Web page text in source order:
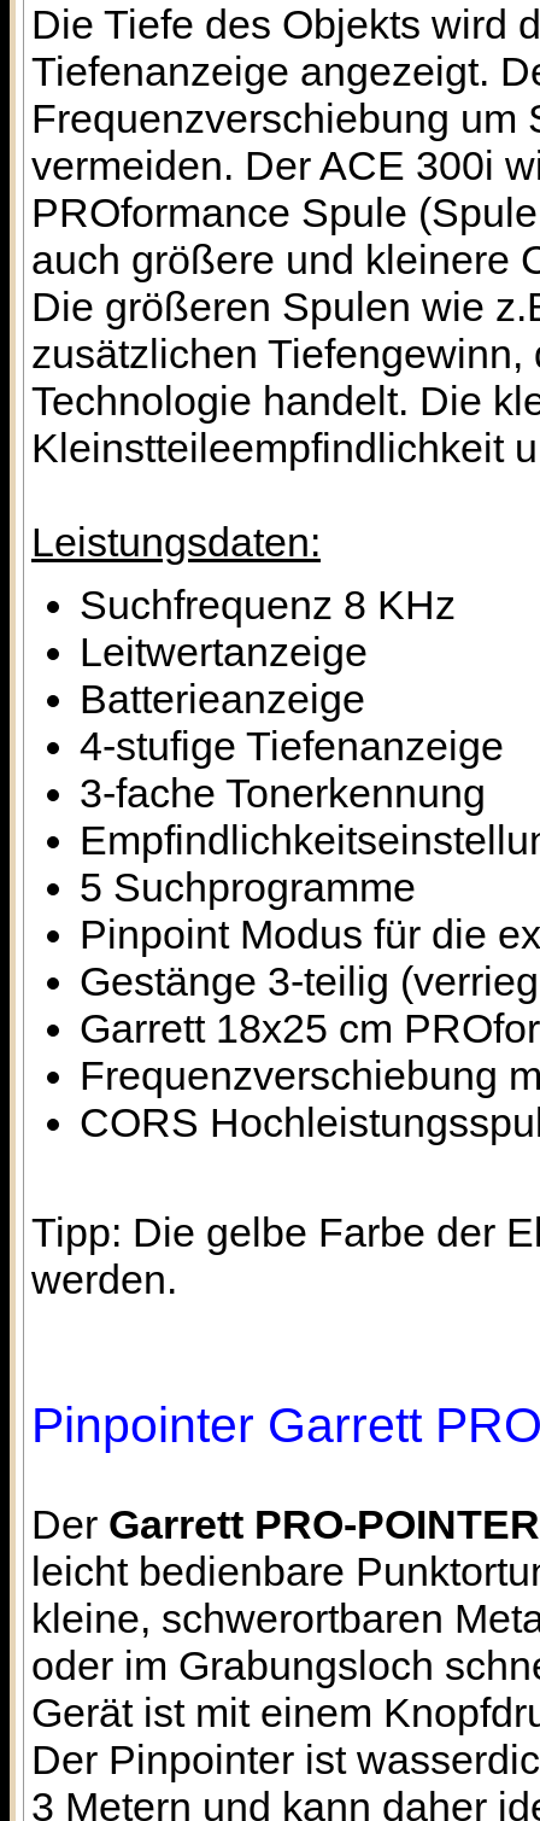
Die Tiefe des Objekts wird
Tiefenanzeige angezeigt.
Frequenzverschiebung um
vermeiden. Der ACE 300i
PROformance Spule
auch größere und kleinere
Die größeren Spulen wie
zusätzlichen
Technologie handelt. Die
Kleinstteileempfindlichkeit
Leistungsdaten:
Suchfrequenz 8 KHz
Leitwertanzeige
Batterieanzeige
4-stufige Tiefenanzeige
3-fache Tonerkennung
5 Suchprogramme
Pinpoint Modus für die
Gestänge 3-teilig
Garrett 18x25 cm
Frequenzverschiebung
CORS
Tipp: Die gelbe Farbe der
werden.
Pinpointer Garrett
Der Garrett PRO-
leicht bedienbare
kleine, schwerortbaren
oder im Grabungsloch
Gerät ist mit einem
Der Pinpointer ist
3 Metern und kann daher